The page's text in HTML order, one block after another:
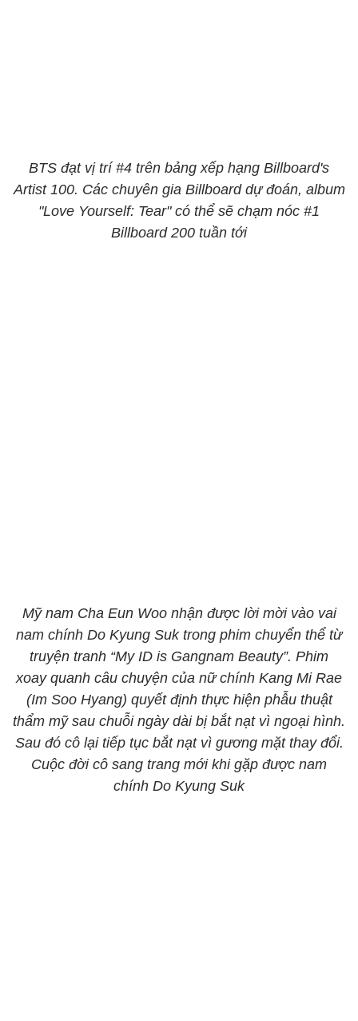
BTS đạt vị trí #4 trên bảng xếp hạng Billboard's
Artist 100. Các chuyên gia Billboard dự đoán, album
"Love Yourself: Tear" có thể sẽ chạm nóc #1
Billboard 200 tuần tới
Mỹ nam Cha Eun Woo nhận được lời mời vào vai
nam chính Do Kyung Suk trong phim chuyển thể từ
truyện tranh “My ID is Gangnam Beauty”. Phim
xoay quanh câu chuyện của nữ chính Kang Mi Rae
(Im Soo Hyang) quyết định thực hiện phẫu thuật
thẩm mỹ sau chuỗi ngày dài bị bắt nạt vì ngoại hình.
Sau đó cô lại tiếp tục bắt nạt vì gương mặt thay đổi.
Cuộc đời cô sang trang mới khi gặp được nam
chính Do Kyung Suk